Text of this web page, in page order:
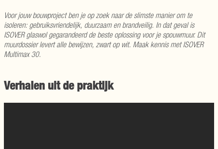
Voor jouw bouwproject ben je op zoek naar de slimste manier om te
isoleren: gebruiksvriendelijk, duurzaam en brandveilig. In dat geval is
ISOVER glaswol gegarandeerd de beste oplossing voor je spouwmuur. Dit
muurdossier levert alle bewijzen, zwart op wit. Maak kennis met ISOVER
Multimax 30.
Verhalen uit de praktijk